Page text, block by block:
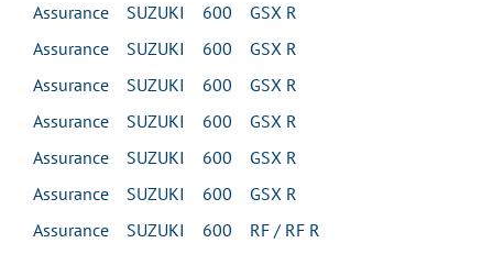
Assurance SUZUKI 600 GSX R
Assurance SUZUKI 600 GSX R
Assurance SUZUKI 600 GSX R
Assurance SUZUKI 600 GSX R
Assurance SUZUKI 600 GSX R
Assurance SUZUKI 600 GSX R
Assurance SUZUKI 600 RF / RF R